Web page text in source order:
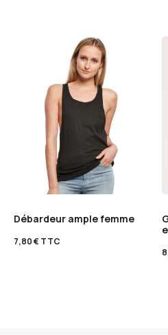
Débardeur ample femme
7,80€TTC